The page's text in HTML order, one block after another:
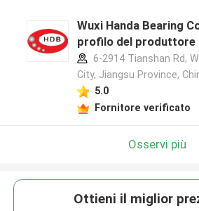
Wuxi Handa Bearing
profilo del produttore
6-2914 Tianshan Rd,
City, Jiangsu Province,
5.0
Fornitore verificato
Osservi più
Ottieni il miglior